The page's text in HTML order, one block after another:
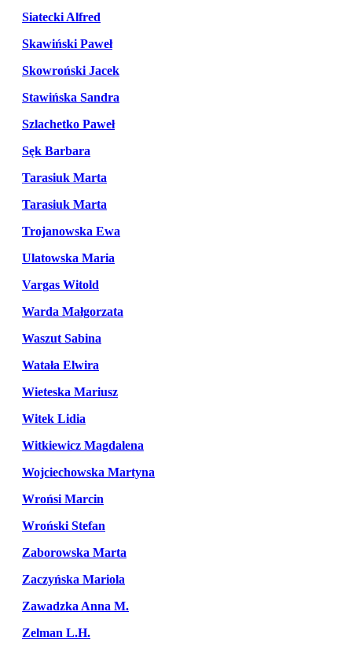
Siatecki Alfred
Skawiński Paweł
Skowroński Jacek
Stawińska Sandra
Szlachetko Paweł
Sęk Barbara
Tarasiuk Marta
Tarasiuk Marta
Trojanowska Ewa
Ulatowska Maria
Vargas Witold
Warda Małgorzata
Waszut Sabina
Watała Elwira
Wieteska Mariusz
Witek Lidia
Witkiewicz Magdalena
Wojciechowska Martyna
Wrońsi Marcin
Wroński Stefan
Zaborowska Marta
Zaczyńska Mariola
Zawadzka Anna M.
Zelman L.H.